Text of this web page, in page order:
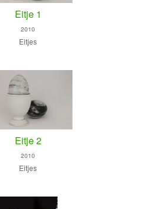
Eitje 1
2010
Eitjes
Eitje 2
2010
Eitjes